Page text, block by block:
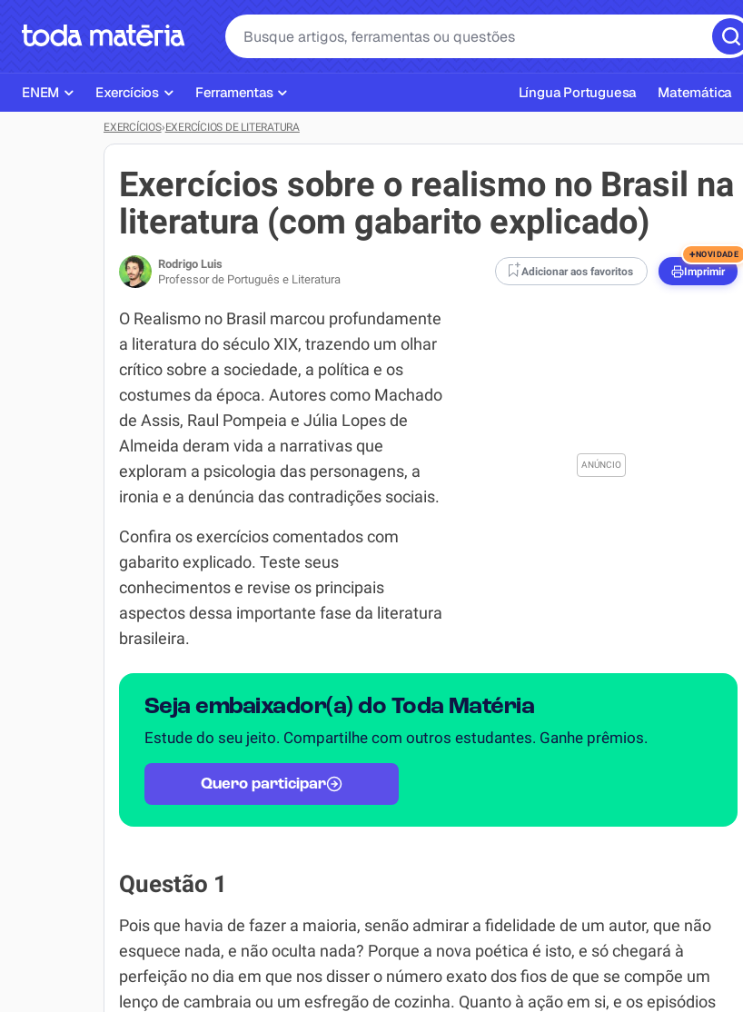
ENEM
Página Inicial ENEM
Plano de Estudos
Matérias do ENEM
Exercícios ENEM
Simulados ENEM
Exercícios
ENEM
Matemática
Português
Biologia
Inglês
Geografia
Química
Ferramentas
Ajudante de Dever de Casa
Corretor de Redação
Gerador Referências Bibliográficas ABNT
Língua Portuguesa Matemática
EXERCÍCIOS›EXERCÍCIOS DE LITERATURA
Exercícios sobre o realismo no Brasil na
literatura (com gabarito explicado)
Rodrigo Luis
Professor de Português e Literatura
Adicionar aos favoritos Imprimir
+NOVIDADE
O Realismo no Brasil marcou profundamente
a literatura do século XIX, trazendo um olhar
crítico sobre a sociedade, a política e os
costumes da época. Autores como Machado
de Assis, Raul Pompeia e Júlia Lopes de
Almeida deram vida a narrativas que
exploram a psicologia das personagens, a
ironia e a denúncia das contradições sociais.
Confira os exercícios comentados com
gabarito explicado. Teste seus
conhecimentos e revise os principais
aspectos dessa importante fase da literatura
brasileira.
Seja embaixador(a) do Toda Matéria
Estude do seu jeito. Compartilhe com outros estudantes. Ganhe prêmios.
Quero participar
Questão 1
Pois que havia de fazer a maioria, senão admirar a fidelidade de um autor, que não
esquece nada, e não oculta nada? Porque a nova poética é isto, e só chegará à
perfeição no dia em que nos disser o número exato dos fios de que se compõe um
lenço de cambraia ou um esfregão de cozinha. Quanto à ação em si, e os episódios